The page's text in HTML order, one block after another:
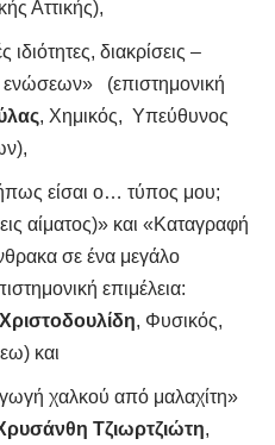
Αττικής),
διακρίσεις –
ενώσεων» (επιστημονική
, Χημικός, Υπεύθυνος
είσαι ο… τύπος μου;
αίματος)» και «Καταγραφή
σε ένα μεγάλο
επιμέλεια:
, Φυσικός,
και
χαλκού από μαλαχίτη»
Τζιωρτζιώτη,